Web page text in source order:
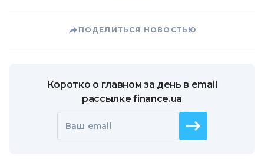
ПОДЕЛИТЬСЯ НОВОСТЬЮ
Коротко о главном за день в email
рассылке finance.ua
Ваш email